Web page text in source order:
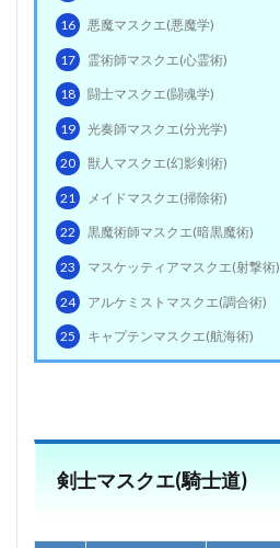
16 悪魔マスクエ(悪魔学)
17 霊術師マスクエ(心霊術)
18 闘士マスクエ(闘魂学)
19 光奏師マスクエ(分光学)
20 獣人マスクエ(幻影剣術)
21 メイドマスクエ(掃除術)
22 黒魔術師マスクエ(暗黒魔術)
23 マスケッティアマスクエ(射撃術)
24 アルケミストマスクエ(調合術)
25 キャプテンマスクエ(航海術)
剣士マスクエ(騎士道)